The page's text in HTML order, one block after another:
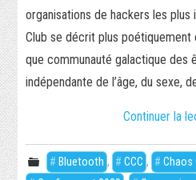
organisations de hackers les plus
Club se décrit plus poétiquement
que communauté galactique des
indépendante de l’âge, du sexe,
Continuer la
Bluetooth , CCC , Chaos